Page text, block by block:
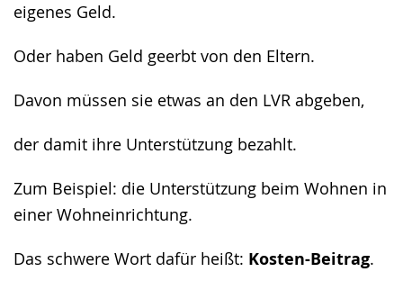
eigenes Geld.
Oder haben Geld geerbt von den Eltern.
Davon müssen sie etwas an den LVR abgeben,
der damit ihre Unterstützung bezahlt.
Zum Beispiel: die Unterstützung beim Wohnen in
einer Wohneinrichtung.
Das schwere Wort dafür heißt: Kosten-Beitrag.